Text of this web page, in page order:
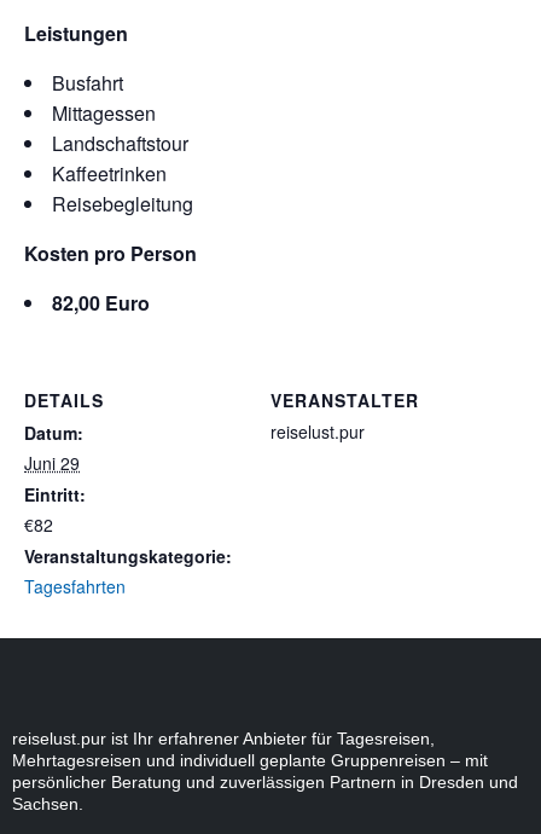
Leistungen
Busfahrt
Mittagessen
Landschaftstour
Kaffeetrinken
Reisebegleitung
Kosten pro Person
82,00 Euro
DETAILS
Datum:
Juni 29
Eintritt:
€82
Veranstaltungskategorie:
Tagesfahrten
VERANSTALTER
reiselust.pur
reiselust.pur ist Ihr erfahrener Anbieter für Tagesreisen,
Mehrtagesreisen und individuell geplante Gruppenreisen – mit
persönlicher Beratung und zuverlässigen Partnern in Dresden und
Sachsen.